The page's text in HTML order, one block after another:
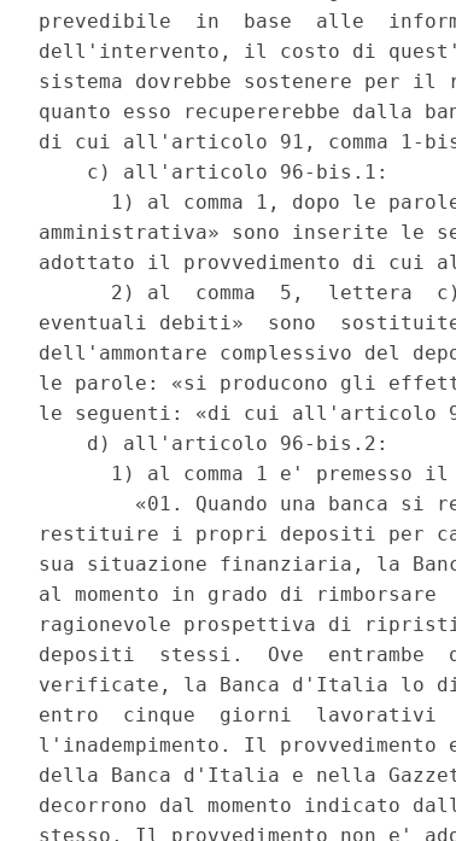
prevedibile  in  base  alle
dell'intervento, il costo di
sistema dovrebbe sostenere per
quanto esso recupererebbe dalla
di cui all'articolo 91, comma 1-
    c) all'articolo 96-bis.1:
1) al comma 1, dopo le
amministrativa» sono inserite le
adottato il provvedimento di cui
2) al  comma  5,  lettera
eventuali debiti»  sono  sostituite
dell'ammontare complessivo del
le parole: «si producono gli
le seguenti: «di cui all'articolo
    d) all'articolo 96-bis.2:
1) al comma 1 e' premesso il
«01. Quando una banca si
restituire i propri depositi per
sua situazione finanziaria, la
al momento in grado di
ragionevole prospettiva di
depositi  stessi.  Ove  entrambe
verificate, la Banca d'Italia lo
entro  cinque  giorni  lavorativi
l'inadempimento. Il
della Banca d'Italia e nella
decorrono dal momento indicato
stesso. Il provvedimento non e'